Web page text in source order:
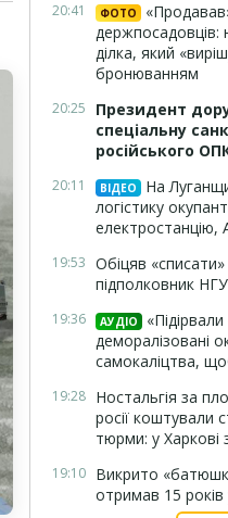
20:41 ФОТО
держпосадовців:
ділка, який
бронюванням
20:25
Президент
спеціальну
російського
20:11 ВІДЕО
На
логістику
електростанцію,
19:53 Обіцяв
підполковник
19:36 АУДІО
деморалізовані
самокаліцтва,
19:28 Ностальгія за
росії коштували
тюрми: у Харкові
19:10 Викрито
отримав 15 років